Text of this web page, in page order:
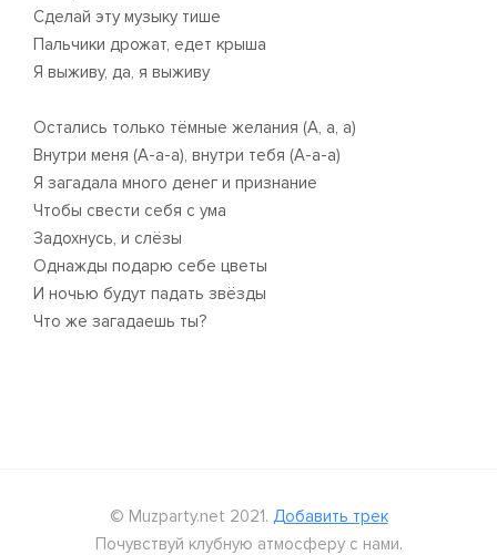
Сделай эту музыку тише
Пальчики дрожат, едет крыша
Я выживу, да, я выживу
Остались только тёмные желания (А, а, а)
Внутри меня (А-а-а), внутри тебя (А-а-а)
Я загадала много денег и признание
Чтобы свести себя с ума
Задохнусь, и слёзы
Однажды подарю себе цветы
И ночью будут падать звёзды
Что же загадаешь ты?
© Muzparty.net 2021. Добавить трек
Почувствуй клубную атмосферу с нами.